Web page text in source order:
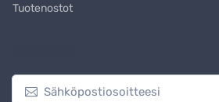
Tuotenostot